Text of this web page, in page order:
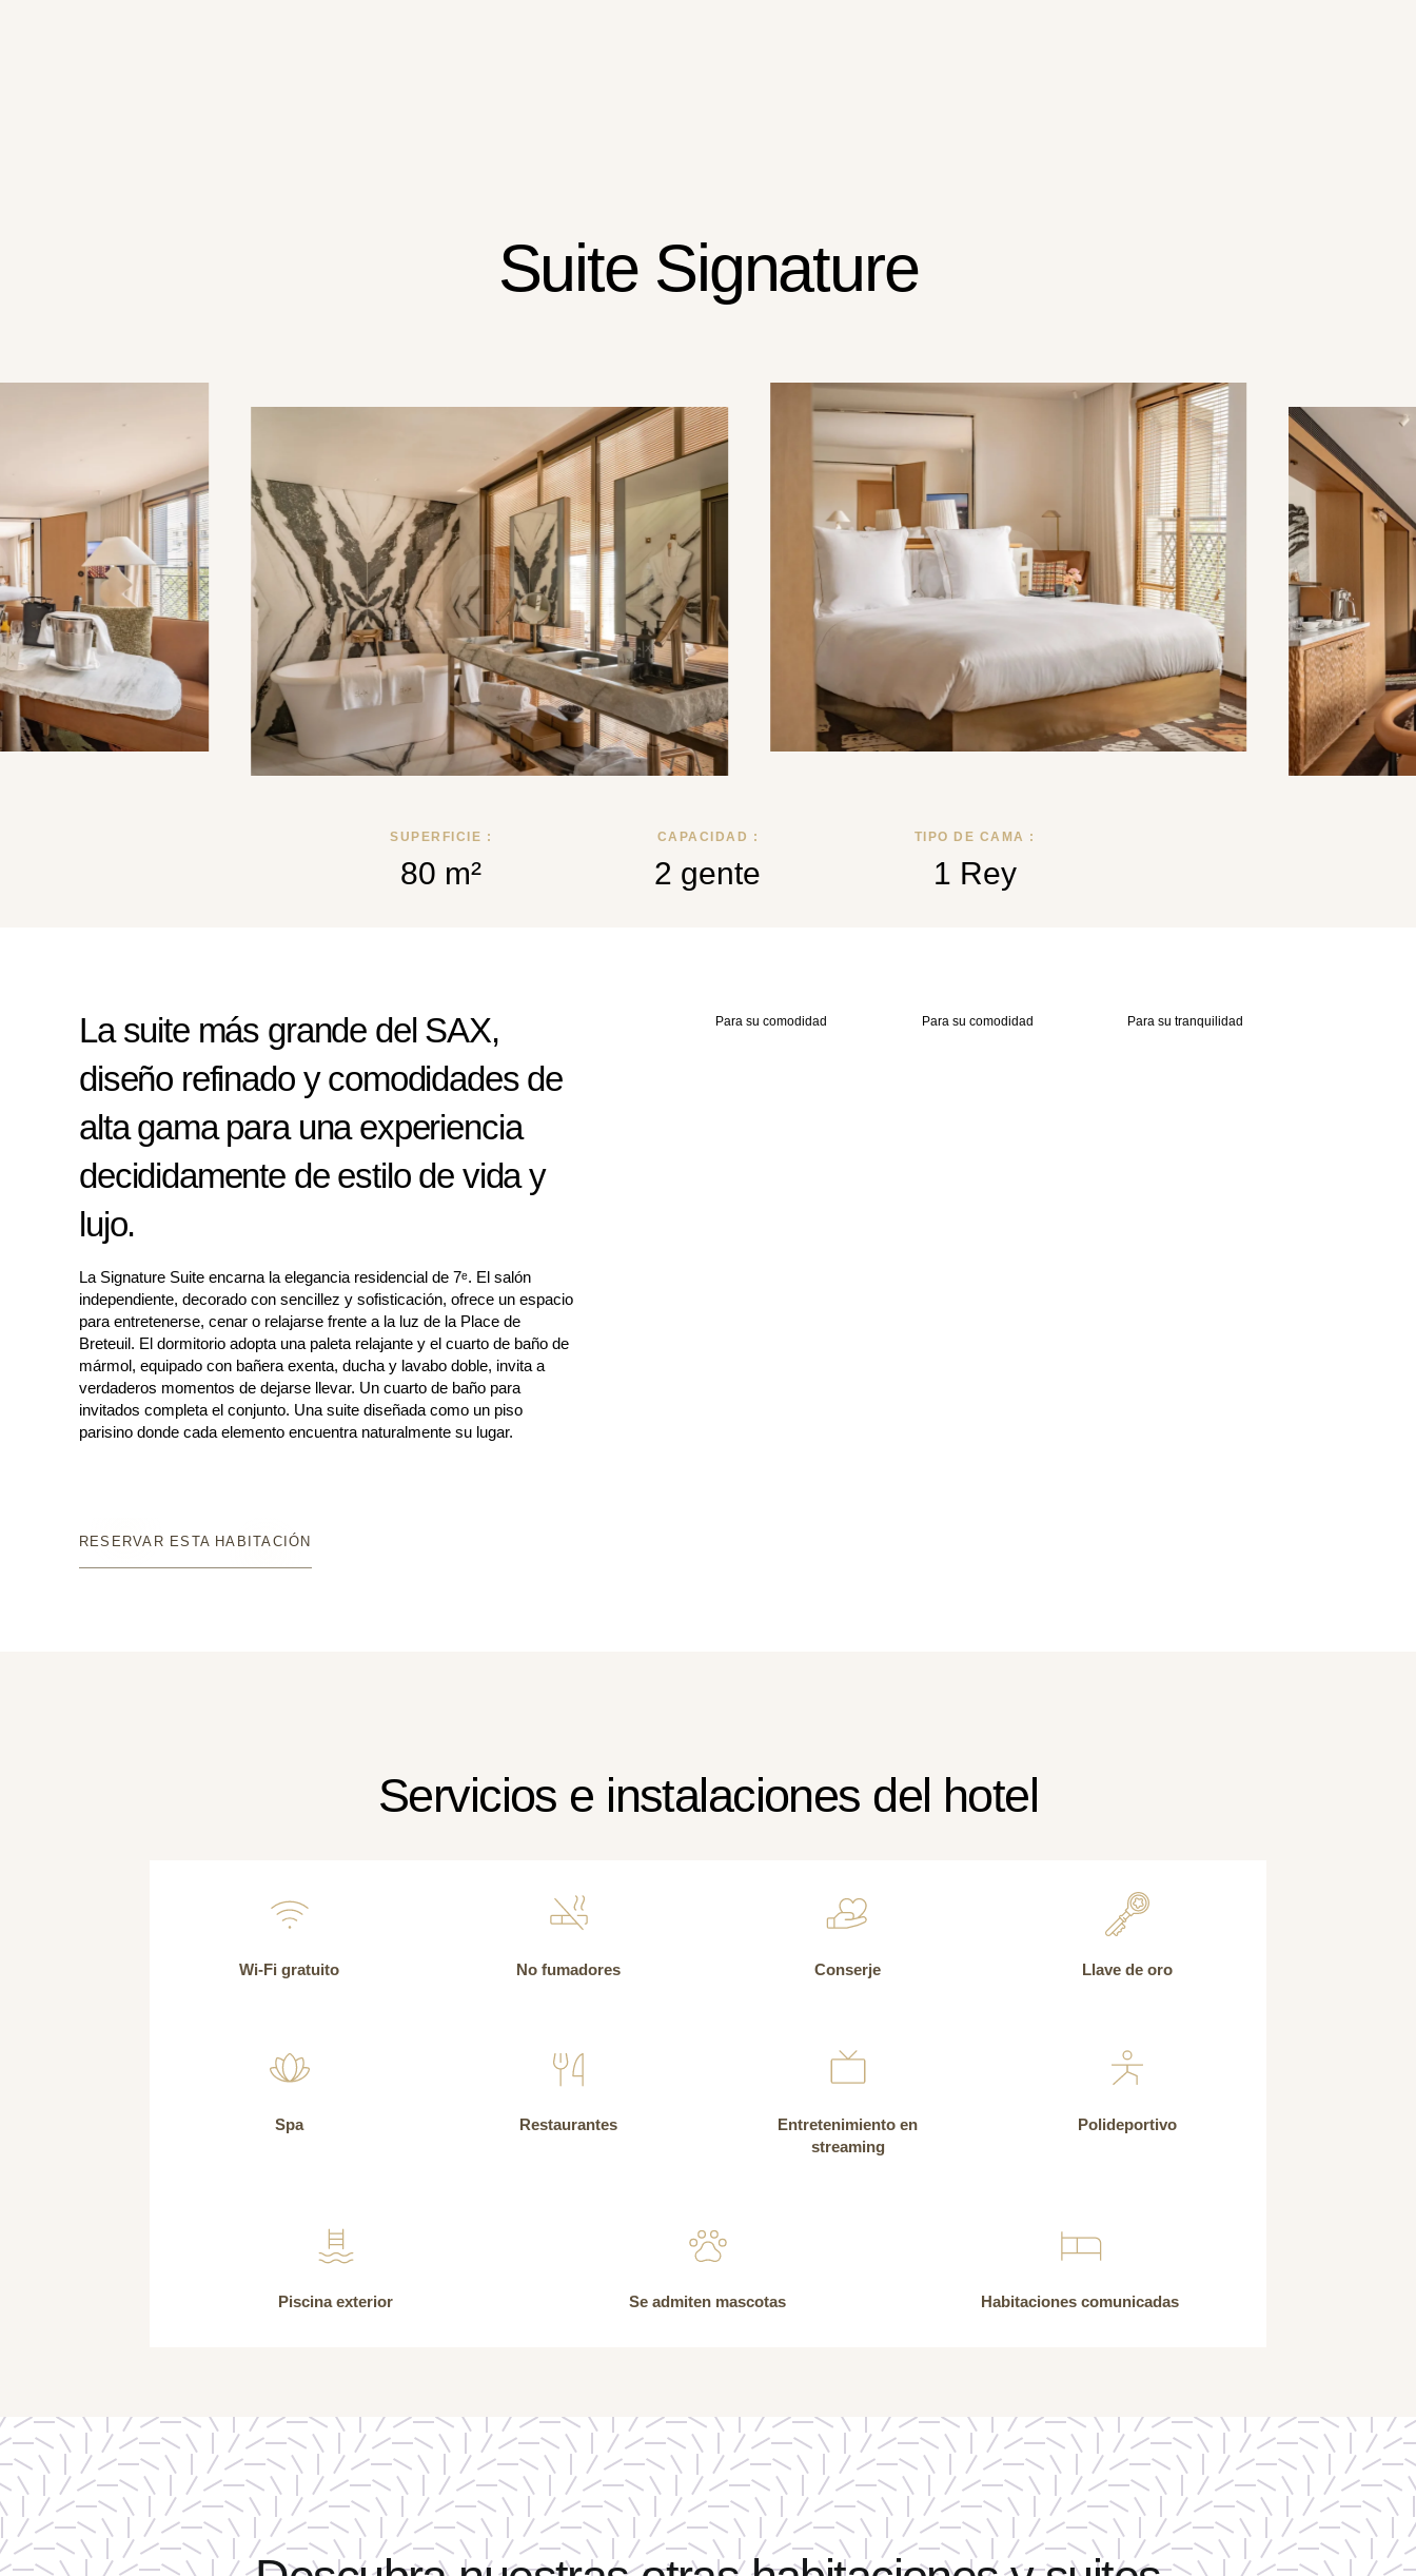
Suite Signature
SUPERFICIE :
80 m²
CAPACIDAD :
2 gente
TIPO DE CAMA :
1 Rey
Para su comodidad Para su comodidad Para su tranquilidad
La suite más grande del SAX,
diseño refinado y comodidades de
alta gama para una experiencia
decididamente de estilo de vida y
lujo.
La Signature Suite encarna la elegancia residencial de 7ᵉ. El salón
independiente, decorado con sencillez y sofisticación, ofrece un espacio
para entretenerse, cenar o relajarse frente a la luz de la Place de
Breteuil. El dormitorio adopta una paleta relajante y el cuarto de baño de
mármol, equipado con bañera exenta, ducha y lavabo doble, invita a
verdaderos momentos de dejarse llevar. Un cuarto de baño para
invitados completa el conjunto. Una suite diseñada como un piso
parisino donde cada elemento encuentra naturalmente su lugar.
RESERVAR ESTA HABITACIÓN
Servicios e instalaciones del hotel
Wi-Fi gratuito No fumadores Conserje Llave de oro
Spa Restaurantes
Entretenimiento en
streaming
Polideportivo
Piscina exterior Se admiten mascotas Habitaciones comunicadas